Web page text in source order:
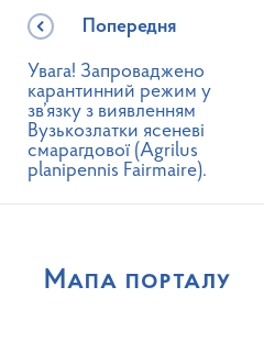
Попередня
Увага! Запроваджено
карантинний режим у
зв’язку з виявленням
Вузькозлатки ясеневі
смарагдової (Agrilus
planipennis Fairmaire).
Мапа порталу